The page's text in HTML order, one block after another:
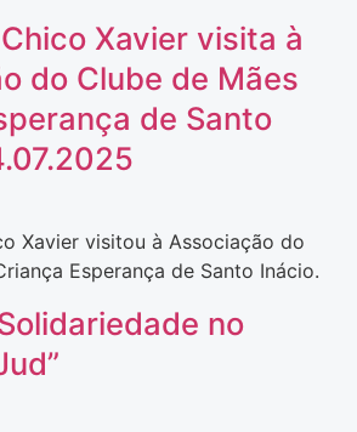
Xavier visita à
do Clube de Mães
de Santo
Xavier visitou à Associação do
Esperança de Santo Inácio.
no